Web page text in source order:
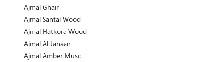
Ajmal Ghair
Ajmal Santal Wood
Ajmal Hatkora Wood
Ajmal Al Janaan
Ajmal Amber Musc